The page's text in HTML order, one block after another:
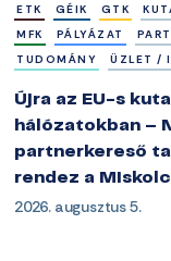
ETK
GÉIK GTK
MFK
PÁLYÁZAT
TUDOMÁNY
ÜZLET /
Újra az EU-s
hálózatokban –
partnerkereső
rendez a
2026. augusztus 5.